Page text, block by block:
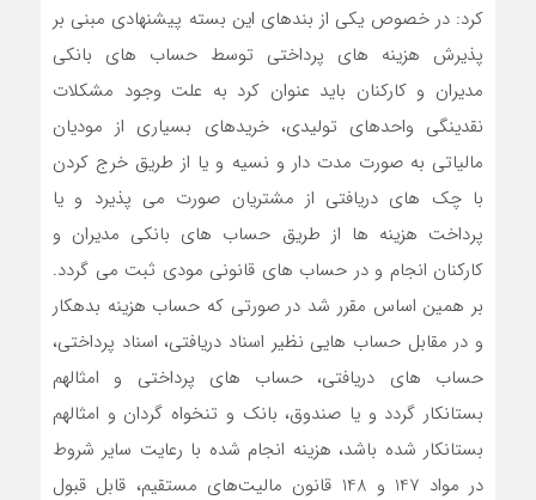
کرد: در خصوص یکی از بندهای این بسته پیشنهادی مبنی بر
پذیرش هزینه های پرداختی توسط حساب های بانکی
مدیران و کارکنان باید عنوان کرد به علت وجود مشکلات
نقدینگی واحدهای تولیدی، خریدهای بسیاری از مودیان
مالیاتی به صورت مدت دار و نسیه و یا از طریق خرج کردن
با چک های دریافتی از مشتریان صورت می پذیرد و یا
پرداخت هزینه ها از طریق حساب های بانکی مدیران و
کارکنان انجام و در حساب های قانونی مودی ثبت می گردد.
بر همین اساس مقرر شد در صورتی که حساب هزینه بدهکار
و در مقابل حساب هایی نظیر اسناد دریافتی، اسناد پرداختی،
حساب های دریافتی، حساب های پرداختی و امثالهم
بستانکار گردد و یا صندوق، بانک و تنخواه گردان و امثالهم
بستانکار شده باشد، هزینه انجام شده با رعایت سایر شروط
در مواد 147 و 148 قانون مالیت‌های مستقیم، قابل قبول